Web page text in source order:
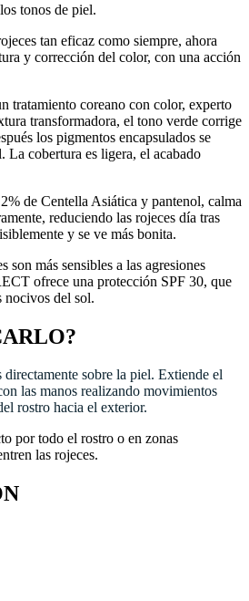
tonos de piel.
tan eficaz como siempre, ahora
y corrección del color, con una acción
tratamiento coreano con color, experto
transformadora, el tono verde corrige
los pigmentos encapsulados se
La cobertura es ligera, el acabado
de Centella Asiática y pantenol, calma
reduciendo las rojeces día tras
y se ve más bonita.
son más sensibles a las agresiones
ofrece una protección SPF 30, que
nocivos del sol.
directamente sobre la piel. Extiende el
las manos realizando movimientos
rostro hacia el exterior.
por todo el rostro o en zonas
las rojeces.